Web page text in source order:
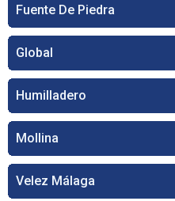
Fuente De Piedra
Global
Humilladero
Mollina
Velez Málaga